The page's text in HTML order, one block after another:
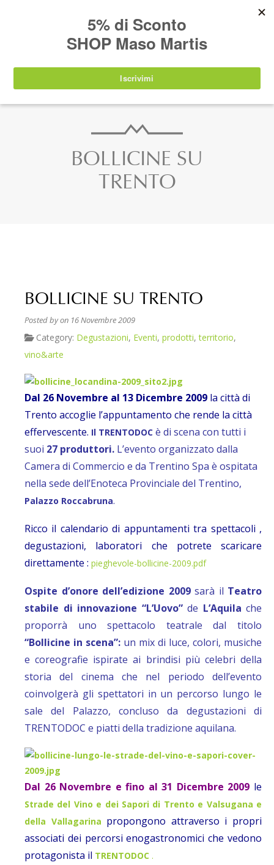
IT EN DE SHOP
BOLLICINE SU
TRENTO
BOLLICINE SU TRENTO
Posted byon 16 Novembre 2009
Category: Degustazioni, Eventi, prodotti,territorio,
vino&arte
Dal 26 Novembre al 13 Dicembre 2009 la città di
Trento accoglie l’appuntamento che rende la città
effervescente. Il TRENTODOC è di scena con tutti i
suoi 27 produttori. L’evento organizzato dalla
Camera di Commercio e da Trentino Spa è ospitata
nella sede dell’Enoteca Provinciale del Trentino,
Palazzo Roccabruna.
Ricco il calendario di appuntamenti tra spettacoli ,
degustazioni, laboratori che potrete scaricare
direttamente : pieghevole-bollicine-2009.pdf
Ospite d’onore dell’edizione 2009sarà il Teatro
stabile di innovazione “L’Uovo”de L’Aquila che
proporrà uno spettacolo teatrale dal titolo
“Bollicine in scena”: un mix di luce, colori, musiche
e coreografie ispirate ai brindisi più celebri della
storia del cinema che nel periodo dell’evento
coinvolgerà gli spettatori in un percorso lungo le
sale del Palazzo, concluso da degustazioni di
TRENTODOC e piatti della tradizione aquilana.
Dal 26 Novembre e fino al 31 Dicembre 2009 le
Strade del Vino e dei Sapori di Trento e Valsugana e
della Vallagarina propongono attraverso i propri
associati dei percorsi enogastronomici che vedono
protagonista il TRENTODOC .
nuovamente disponibili a partire da
agosto 2026.